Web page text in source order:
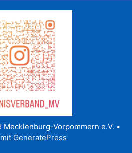
Vorpommern e.V. •
GeneratePress